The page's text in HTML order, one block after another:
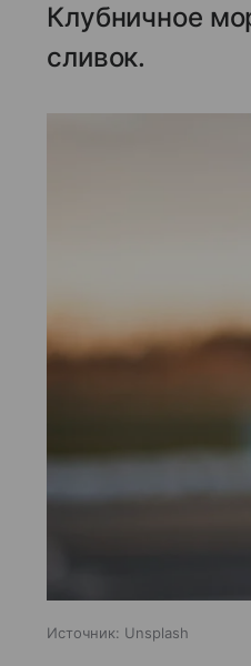
Клубничное
сливок.
Источник: Unsplash